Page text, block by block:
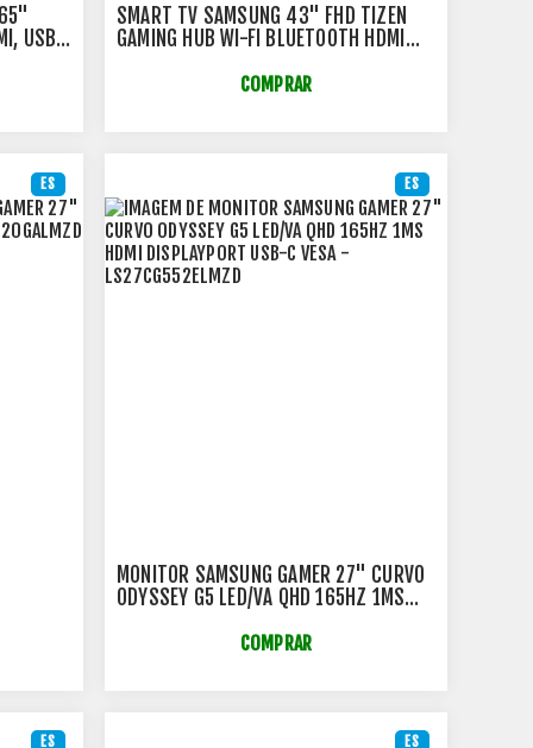
USB
SMART TV SAMSUNG 43" FHD TIZEN
GAMING HUB WI-FI BLUETOOTH HDMI
COMPRAR
ES ES
MONITOR SAMSUNG GAMER 27" CURVO
ODYSSEY G5 LED/VA QHD 165HZ 1MS
LS27CG552ELMZDCOMPRAR
ES ES